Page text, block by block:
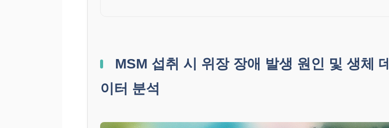
MSM 섭취 시 위장 장애 발생 원인 및 생체 데
이터 분석